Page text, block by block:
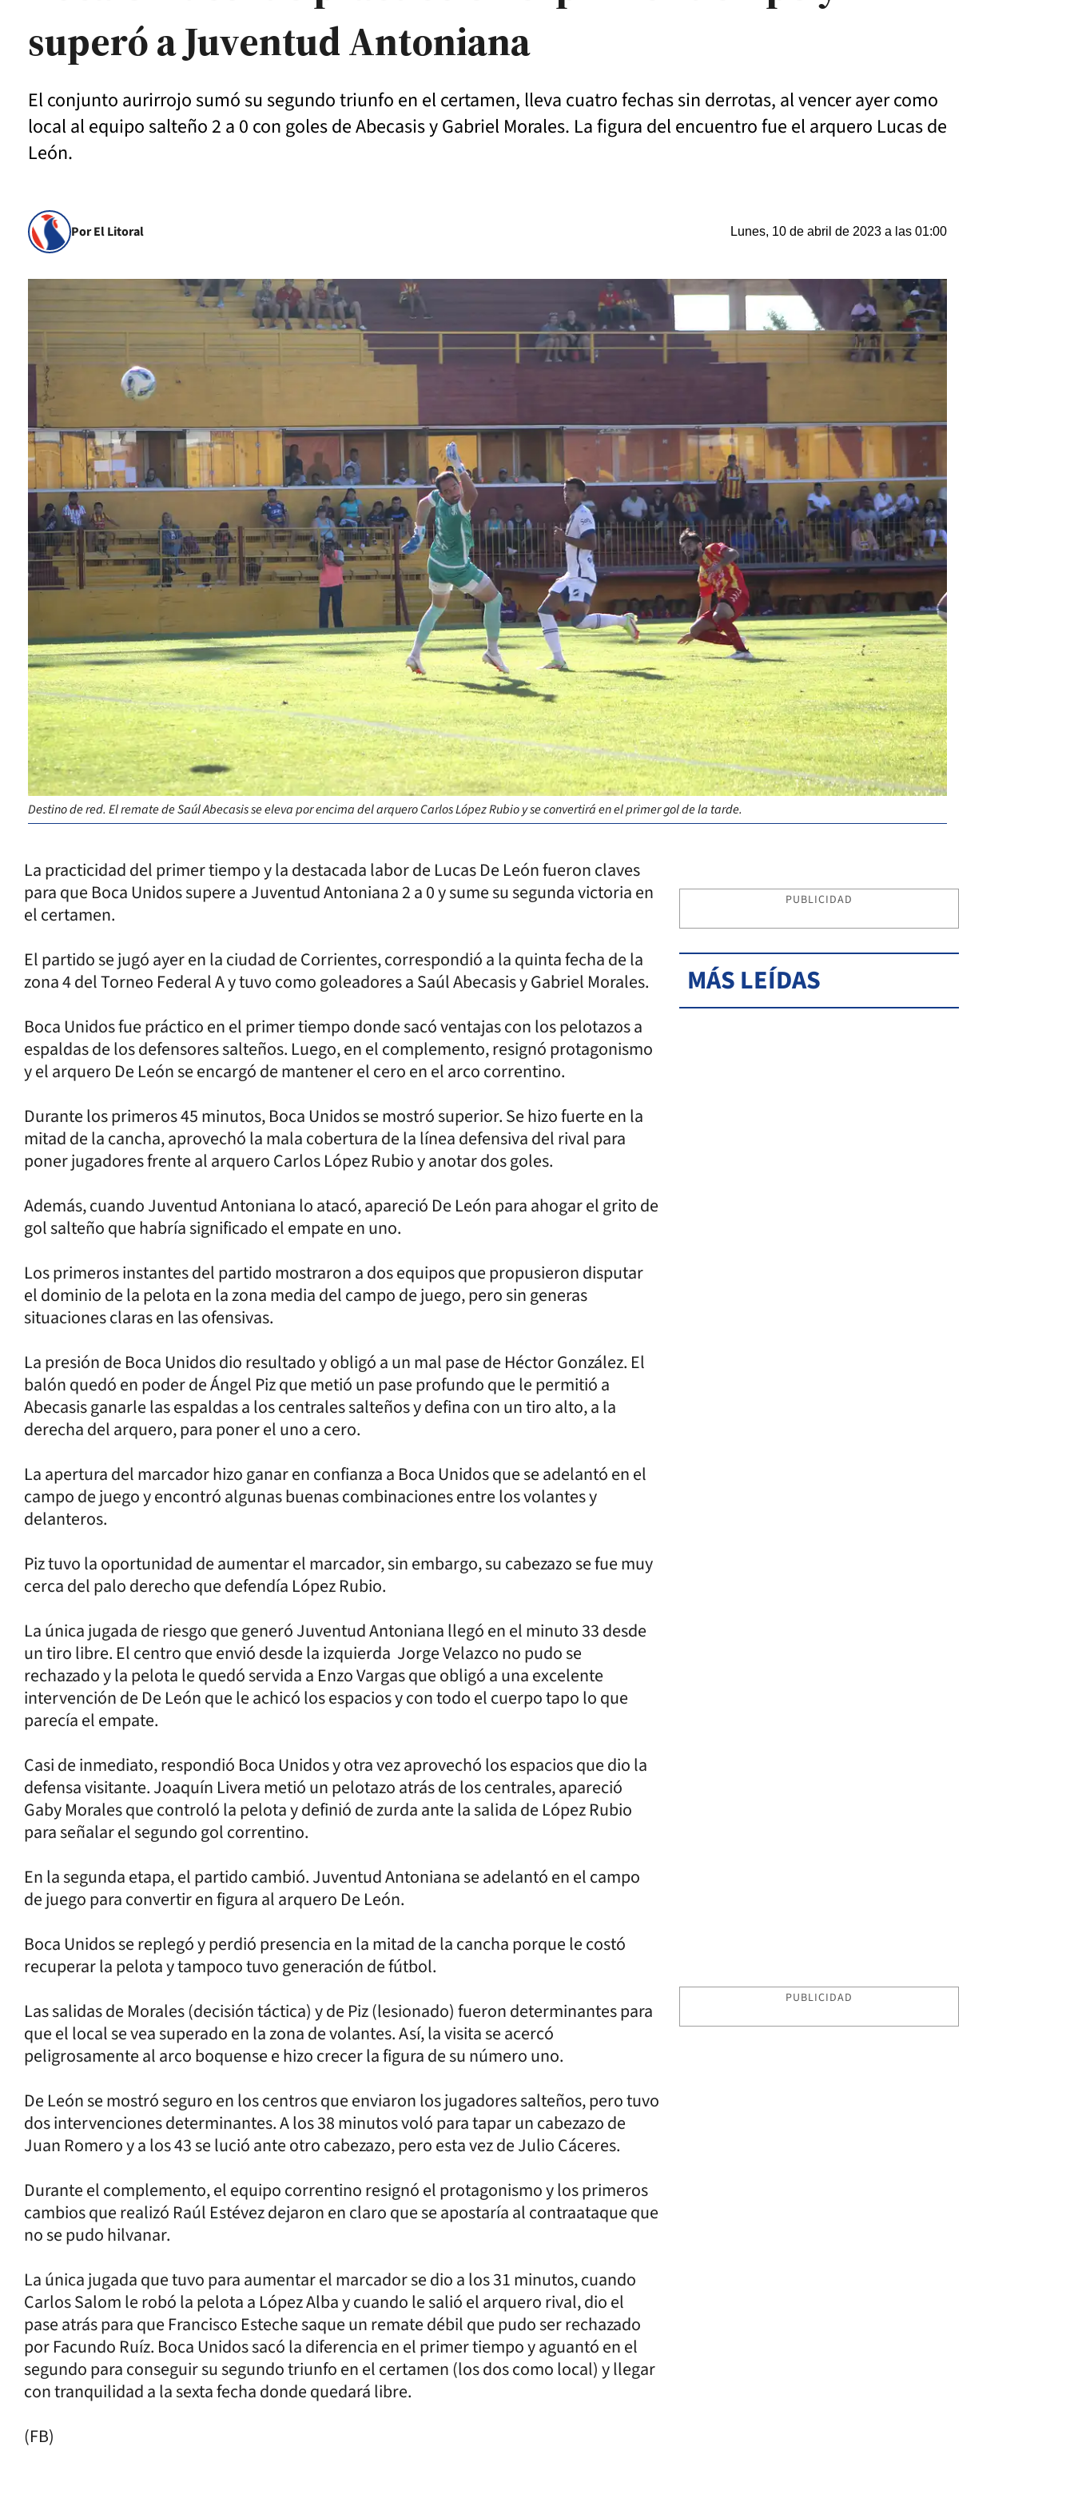
superó a Juventud Antoniana
El conjunto aurirrojo sumó su segundo triunfo en el certamen, lleva cuatro fechas sin derrotas, al vencer ayer como
local al equipo salteño 2 a 0 con goles de Abecasis y Gabriel Morales. La figura del encuentro fue el arquero Lucas de
León.
Por El Litoral Lunes, 10 de abril de 2023 a las 01:00
Destino de red. El remate de Saúl Abecasis se eleva por encima del arquero Carlos López Rubio y se convertirá en el primer gol de la tarde.
La practicidad del primer tiempo y la destacada labor de Lucas De León fueron claves
para que Boca Unidos supere a Juventud Antoniana 2 a 0 y sume su segunda victoria en
el certamen.
El partido se jugó ayer en la ciudad de Corrientes, correspondió a la quinta fecha de la
zona 4 del Torneo Federal A y tuvo como goleadores a Saúl Abecasis y Gabriel Morales.
Boca Unidos fue práctico en el primer tiempo donde sacó ventajas con los pelotazos a
espaldas de los defensores salteños. Luego, en el complemento, resignó protagonismo
y el arquero De León se encargó de mantener el cero en el arco correntino.
Durante los primeros 45 minutos, Boca Unidos se mostró superior. Se hizo fuerte en la
mitad de la cancha, aprovechó la mala cobertura de la línea defensiva del rival para
poner jugadores frente al arquero Carlos López Rubio y anotar dos goles.
Además, cuando Juventud Antoniana lo atacó, apareció De León para ahogar el grito de
gol salteño que habría significado el empate en uno.
Los primeros instantes del partido mostraron a dos equipos que propusieron disputar
el dominio de la pelota en la zona media del campo de juego, pero sin generas
situaciones claras en las ofensivas.
La presión de Boca Unidos dio resultado y obligó a un mal pase de Héctor González. El
balón quedó en poder de Ángel Piz que metió un pase profundo que le permitió a
Abecasis ganarle las espaldas a los centrales salteños y defina con un tiro alto, a la
derecha del arquero, para poner el uno a cero.
La apertura del marcador hizo ganar en confianza a Boca Unidos que se adelantó en el
campo de juego y encontró algunas buenas combinaciones entre los volantes y
delanteros.
Piz tuvo la oportunidad de aumentar el marcador, sin embargo, su cabezazo se fue muy
cerca del palo derecho que defendía López Rubio.
La única jugada de riesgo que generó Juventud Antoniana llegó en el minuto 33 desde
un tiro libre. El centro que envió desde la izquierda Jorge Velazco no pudo se
rechazado y la pelota le quedó servida a Enzo Vargas que obligó a una excelente
intervención de De León que le achicó los espacios y con todo el cuerpo tapo lo que
parecía el empate.
Casi de inmediato, respondió Boca Unidos y otra vez aprovechó los espacios que dio la
defensa visitante. Joaquín Livera metió un pelotazo atrás de los centrales, apareció
Gaby Morales que controló la pelota y definió de zurda ante la salida de López Rubio
para señalar el segundo gol correntino.
En la segunda etapa, el partido cambió. Juventud Antoniana se adelantó en el campo
de juego para convertir en figura al arquero De León.
Boca Unidos se replegó y perdió presencia en la mitad de la cancha porque le costó
recuperar la pelota y tampoco tuvo generación de fútbol.
Las salidas de Morales (decisión táctica) y de Piz (lesionado) fueron determinantes para
que el local se vea superado en la zona de volantes. Así, la visita se acercó
peligrosamente al arco boquense e hizo crecer la figura de su número uno.
De León se mostró seguro en los centros que enviaron los jugadores salteños, pero tuvo
dos intervenciones determinantes. A los 38 minutos voló para tapar un cabezazo de
Juan Romero y a los 43 se lució ante otro cabezazo, pero esta vez de Julio Cáceres.
Durante el complemento, el equipo correntino resignó el protagonismo y los primeros
cambios que realizó Raúl Estévez dejaron en claro que se apostaría al contraataque que
no se pudo hilvanar.
La única jugada que tuvo para aumentar el marcador se dio a los 31 minutos, cuando
Carlos Salom le robó la pelota a López Alba y cuando le salió el arquero rival, dio el
pase atrás para que Francisco Esteche saque un remate débil que pudo ser rechazado
por Facundo Ruíz. Boca Unidos sacó la diferencia en el primer tiempo y aguantó en el
segundo para conseguir su segundo triunfo en el certamen (los dos como local) y llegar
con tranquilidad a la sexta fecha donde quedará libre.
(FB)
PUBLICIDAD
MÁS LEÍDAS
PUBLICIDAD